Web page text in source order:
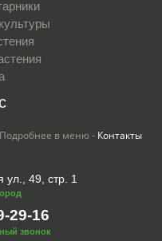
в меню - Контакты
ул., 49, стр. 1
29-16
звонок